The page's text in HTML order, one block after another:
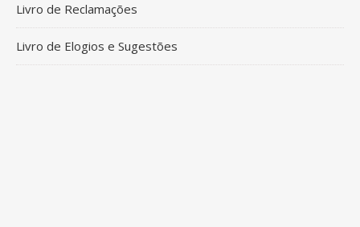
Livro de Reclamações
Livro de Elogios e Sugestões